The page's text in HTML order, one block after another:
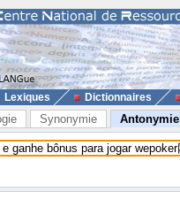
Lexiques Dictionnaires
Synonymie Antonymie